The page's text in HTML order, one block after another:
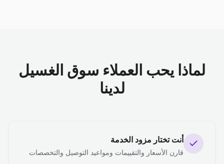
لماذا يحب العملاء سوق الغسيل
لدينا
أنت تختار مزود الخدمة
قارن الأسعار والتقييمات ومواعيد التوصيل والتخصصات